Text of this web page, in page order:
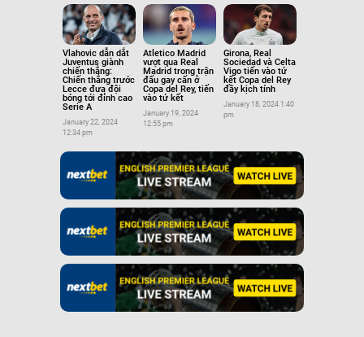
Vlahovic dẫn dắt
Juventus giành
chiến thắng:
Chiến thắng trước
Lecce đưa đội
bóng tới đỉnh cao
Serie A
January 22, 2024
12:34 pm
Atletico Madrid
vượt qua Real
Madrid trong trận
đấu gay cấn ở
Copa del Rey, tiến
vào tứ kết
January 19, 2024
12:55 pm
Girona, Real
Sociedad và Celta
Vigo tiến vào tứ
kết Copa del Rey
đầy kịch tính
January 18, 2024 1:40
pm